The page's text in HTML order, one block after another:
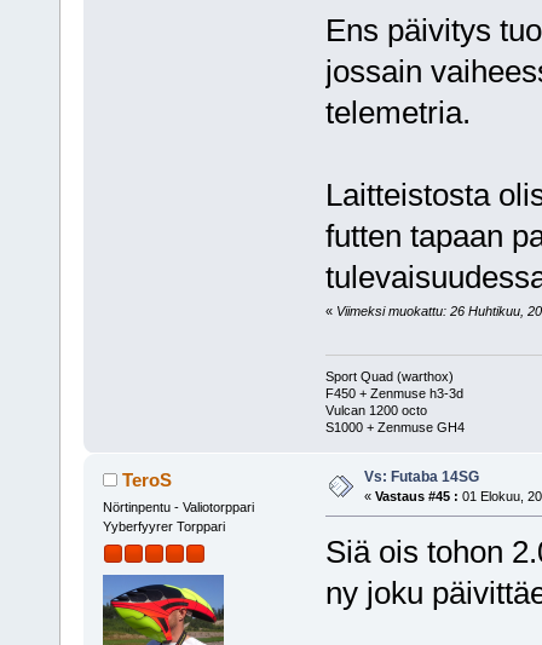
Ens päivitys
jossain
telemetria.
Laitteistosta
futten tapaan
« Viimeksi muokattu: 26 Huhtikuu,
Sport Quad (warthox)
F450 + Zenmuse h3-3d
Vulcan 1200 octo
S1000 + Zenmuse GH4
TeroS
Nörtinpentu - Valiotorppari
Yyberfyyrer Torppari
Vs: Futaba 14SG
« Vastaus #45 : 01 Elokuu,
Siä ois tohon
ny joku